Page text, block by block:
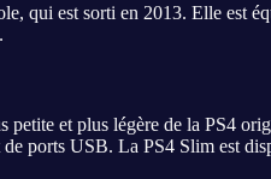
qui est sorti en 2013. Elle est
et plus légère de la PS4
ports USB. La PS4 Slim est